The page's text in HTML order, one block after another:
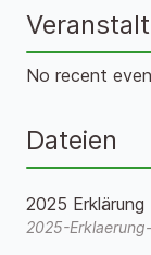
No recent
Dateien
2025
2025-